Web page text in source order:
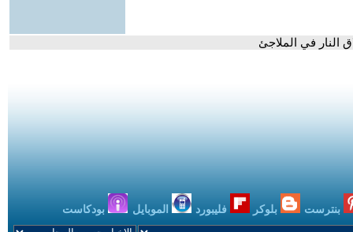
النار في الملاجئ
بنترست بلوكر فليبورد الموبايل بودكاست